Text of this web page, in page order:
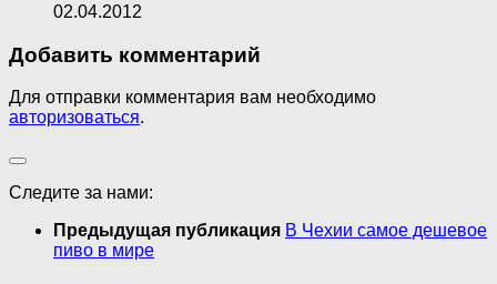
02.04.2012
Добавить комментарий
Для отправки комментария вам необходимо
авторизоваться.
Следите за нами:
Предыдущая публикация В Чехии самое дешевое
пиво в мире